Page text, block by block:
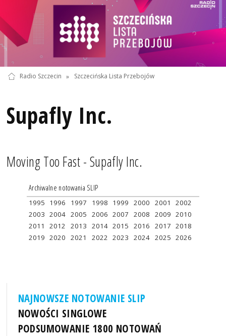
Radio Szczecin » Szczecińska Lista Przebojów
Supafly Inc.
Moving Too Fast - Supafly Inc.
Archiwalne notowania SLIP
1995 1996 1997 1998 1999 2000 2001
2002
2003 2004 2005 2006 2007 2008 2009 2010
2011
2012 2013 2014 2015 2016 2017 2018
2019 2020 2021 2022 2023 2024 2025 2026
NAJNOWSZE NOTOWANIE SLIP
NOWOŚCI SINGLOWE
PODSUMOWANIE 1800 NOTOWAŃ